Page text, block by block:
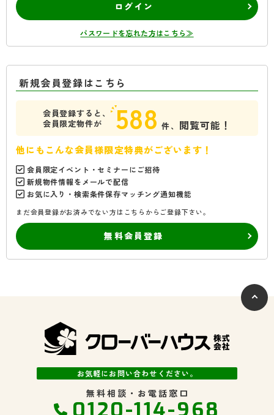
ログイン
パスワードを忘れた方はこちら≫
新規会員登録はこちら
会員登録すると、
会員限定物件が
588 件、 閲覧可能！
他にもこんな会員様限定特典がございます！
会員限定イベント・セミナーにご招待
新規物件情報をメールで配信
お気に入り・検索条件保存マッチング通知機能
まだ会員登録がお済みでない方はこちらからご登録下さい。
無料会員登録
お気軽にお問い合わせください。
無料相談・お電話窓口